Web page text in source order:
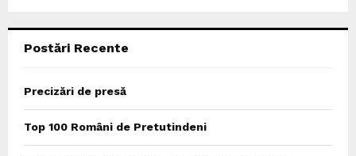
Postări Recente
Precizări de presă
Top 100 Români de Pretutindeni